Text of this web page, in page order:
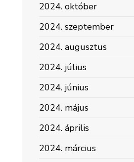
2024. október
2024. szeptember
2024. augusztus
2024. július
2024. június
2024. május
2024. április
2024. március